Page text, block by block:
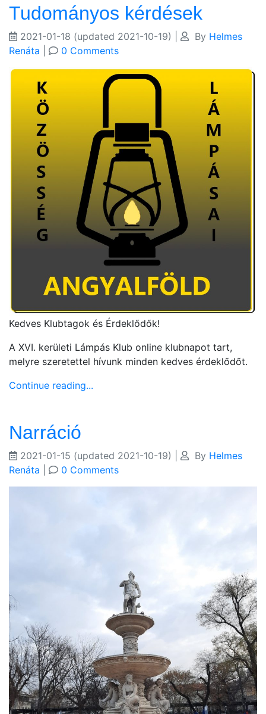
Tudományos kérdések
2021-01-18 (updated 2021-10-19) By Helmes
Renáta
0 Comments
Kedves Klubtagok és Érdeklődők!
A XVI. kerületi Lámpás Klub online klubnapot tart,
melyre szeretettel hívunk minden kedves érdeklődőt.
Continue reading...
Narráció
2021-01-15 (updated 2021-10-19) By Helmes
Renáta
0 Comments